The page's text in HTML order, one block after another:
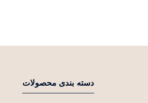
دسته بندی محصولات